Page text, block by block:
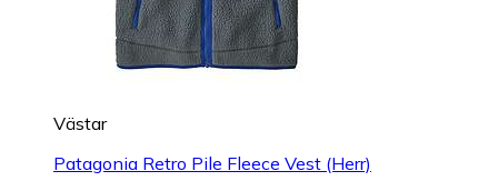
Västar
Patagonia Retro Pile Fleece Vest (Herr)